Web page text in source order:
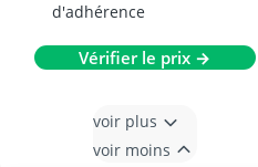
d'adhérence
Vérifier le prix →
voir plus
voir moins